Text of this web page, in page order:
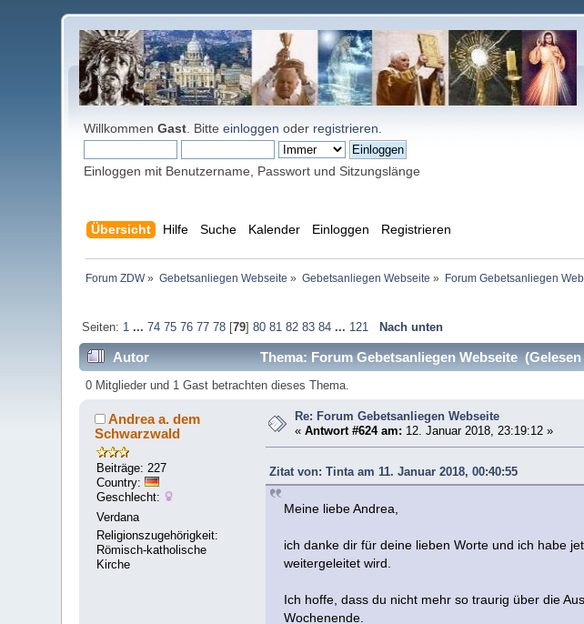
WillkommenGast . Bitteeinloggen oder registrieren
Einloggen mit Benutzername, Passwort und Sitzungslänge
Übersicht Hilfe Suche Kalender Einloggen Registrieren
Forum ZDW» Gebetsanliegen Webseite » Gebetsanliegen Webseite » Forum Gebetsanliegen
Seiten: 1 ... 74 75 76 77 78[79] 80 81 82 83 84 ... 121 Nach unten
Autor Thema: Forum Gebetsanliegen Webseite (Gelesen
0 Mitglieder und 1 Gast betrachten dieses Thema.
Andrea a. dem
Schwarzwald
Beiträge: 227
Country:
Geschlecht:
Verdana
Religionszugehörigkeit:
Römisch-katholische
Kirche
Re: Forum Gebetsanliegen Webseite
«Antwort #624 am: 12. Januar 2018, 23:19:12 »
Zitat von: Tinta am 11. Januar 2018, 00:40:55
Meine liebe Andrea,
ich danke dir für deine lieben Worte und ich habe
weitergeleitet wird.
Ich hoffe, dass du nicht mehr so traurig über die
Wochenende.